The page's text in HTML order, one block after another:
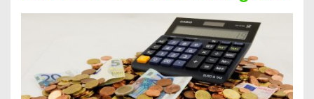
jeden
erfahren
Sie